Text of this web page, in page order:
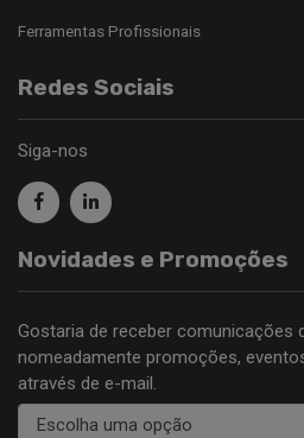
Ferramentas Profissionais
Redes Sociais
Siga-nos
Novidades e Promoções
Gostaria de receber comunicações
nomeadamente promoções,
através de e-mail.